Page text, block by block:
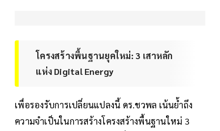
โครงสร้างพื้นฐานยุคใหม่: 3 เสาหลัก
แห่ง Digital Energy
เพื่อรองรับการเปลี่ยนแปลงนี้ ดร.ชวพล เน้นย้ำถึง
ความจำเป็นในการสร้างโครงสร้างพื้นฐานใหม่ 3